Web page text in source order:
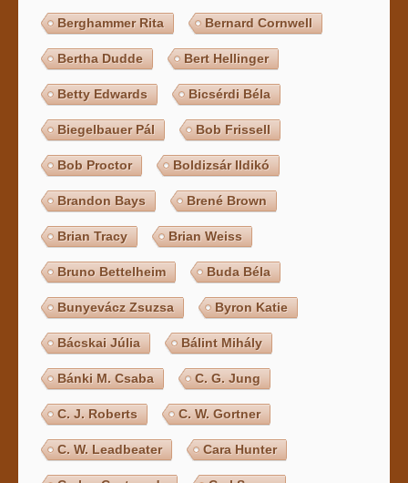
Berghammer Rita Bernard Cornwell
Bertha Dudde Bert Hellinger
Betty Edwards Bicsérdi Béla
Biegelbauer Pál Bob Frissell
Bob Proctor Boldizsár Ildikó
Brandon Bays Brené Brown
Brian Tracy Brian Weiss
Bruno Bettelheim Buda Béla
Bunyevácz Zsuzsa Byron Katie
Bácskai Júlia Bálint Mihály
Bánki M. Csaba C. G. Jung
C. J. Roberts C. W. Gortner
C. W. Leadbeater Cara Hunter